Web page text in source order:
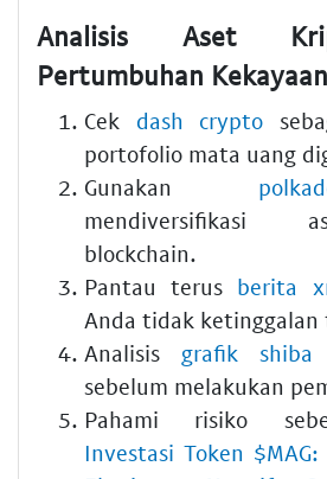
Analisis Aset
Pertumbuhan Kekayaan
Cek dash crypto
portofolio mata uang
Gunakan
mendiversifikasi
blockchain.
Pantau terus berita
Anda tidak ketinggalan
Analisis grafik
sebelum melakukan
Pahami risiko
Investasi Token